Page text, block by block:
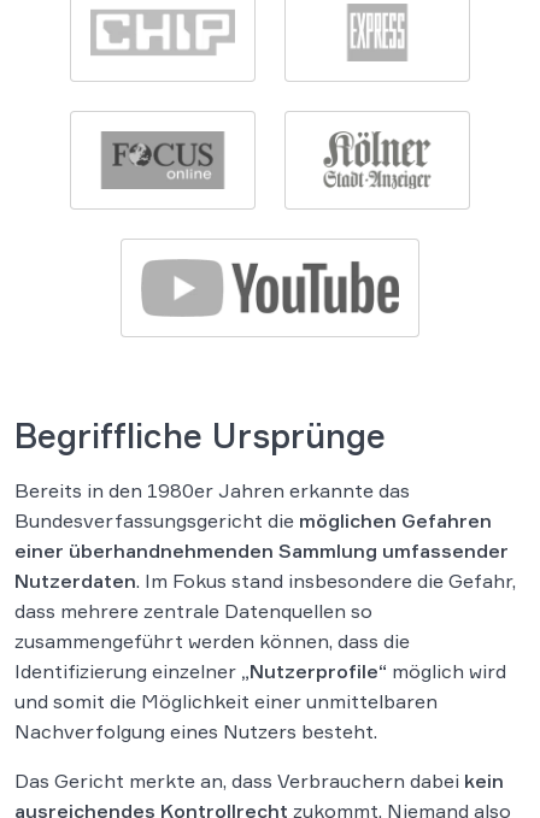
Begriffliche Ursprünge
Bereits in den 1980er Jahren erkannte das
Bundesverfassungsgericht die möglichen Gefahren
einer überhandnehmenden Sammlung umfassender
Nutzerdaten. Im Fokus stand insbesondere die Gefahr,
dass mehrere zentrale Datenquellen so
zusammengeführt werden können, dass die
Identifizierung einzelner „Nutzerprofile“ möglich wird
und somit die Möglichkeit einer unmittelbaren
Nachverfolgung eines Nutzers besteht.
Das Gericht merkte an, dass Verbrauchern dabei kein
ausreichendes Kontrollrecht zukommt. Niemand also